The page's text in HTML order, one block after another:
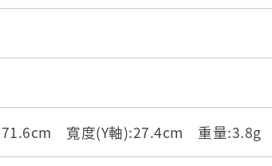
寬度(Y軸):27.4cm 重量